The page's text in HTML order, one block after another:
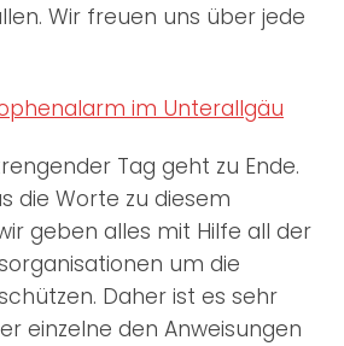
Wir freuen uns über jede
im Unterallgäu
Tag geht zu Ende.
die Worte zu diesem
geben alles mit Hilfe all der
um die
Daher ist es sehr
einzelne den Anweisungen